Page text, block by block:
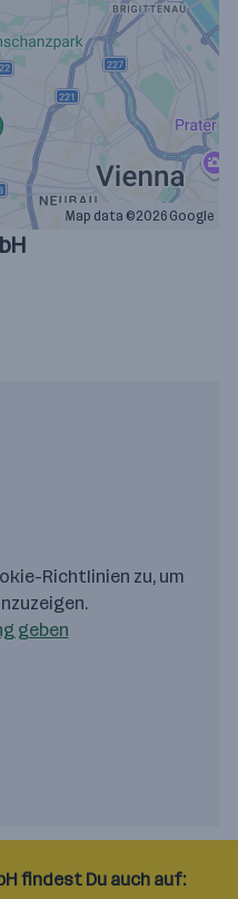
Map data ©2026 Google
Richtlinien zu, um
geben
findest Du auch auf: